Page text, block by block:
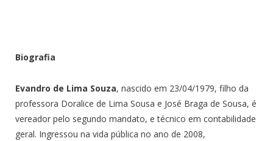
Biografia
Evandro de Lima Souza, nascido em 23/04/1979, filho da
professora Doralice de Lima Sousa e José Braga de Sousa, é
vereador pelo segundo mandato, e técnico em contabilidade
geral. Ingressou na vida pública no ano de 2008,